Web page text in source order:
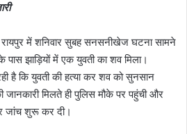
रायपुर में शनिवार सुबह सनसनीखेज घटना सामने
झाड़ियों में एक युवती का शव मिला।
है कि युवती की हत्या कर शव को सुनसान
मिलते ही पुलिस मौके पर पहुंची और
जांच शुरू कर दी।